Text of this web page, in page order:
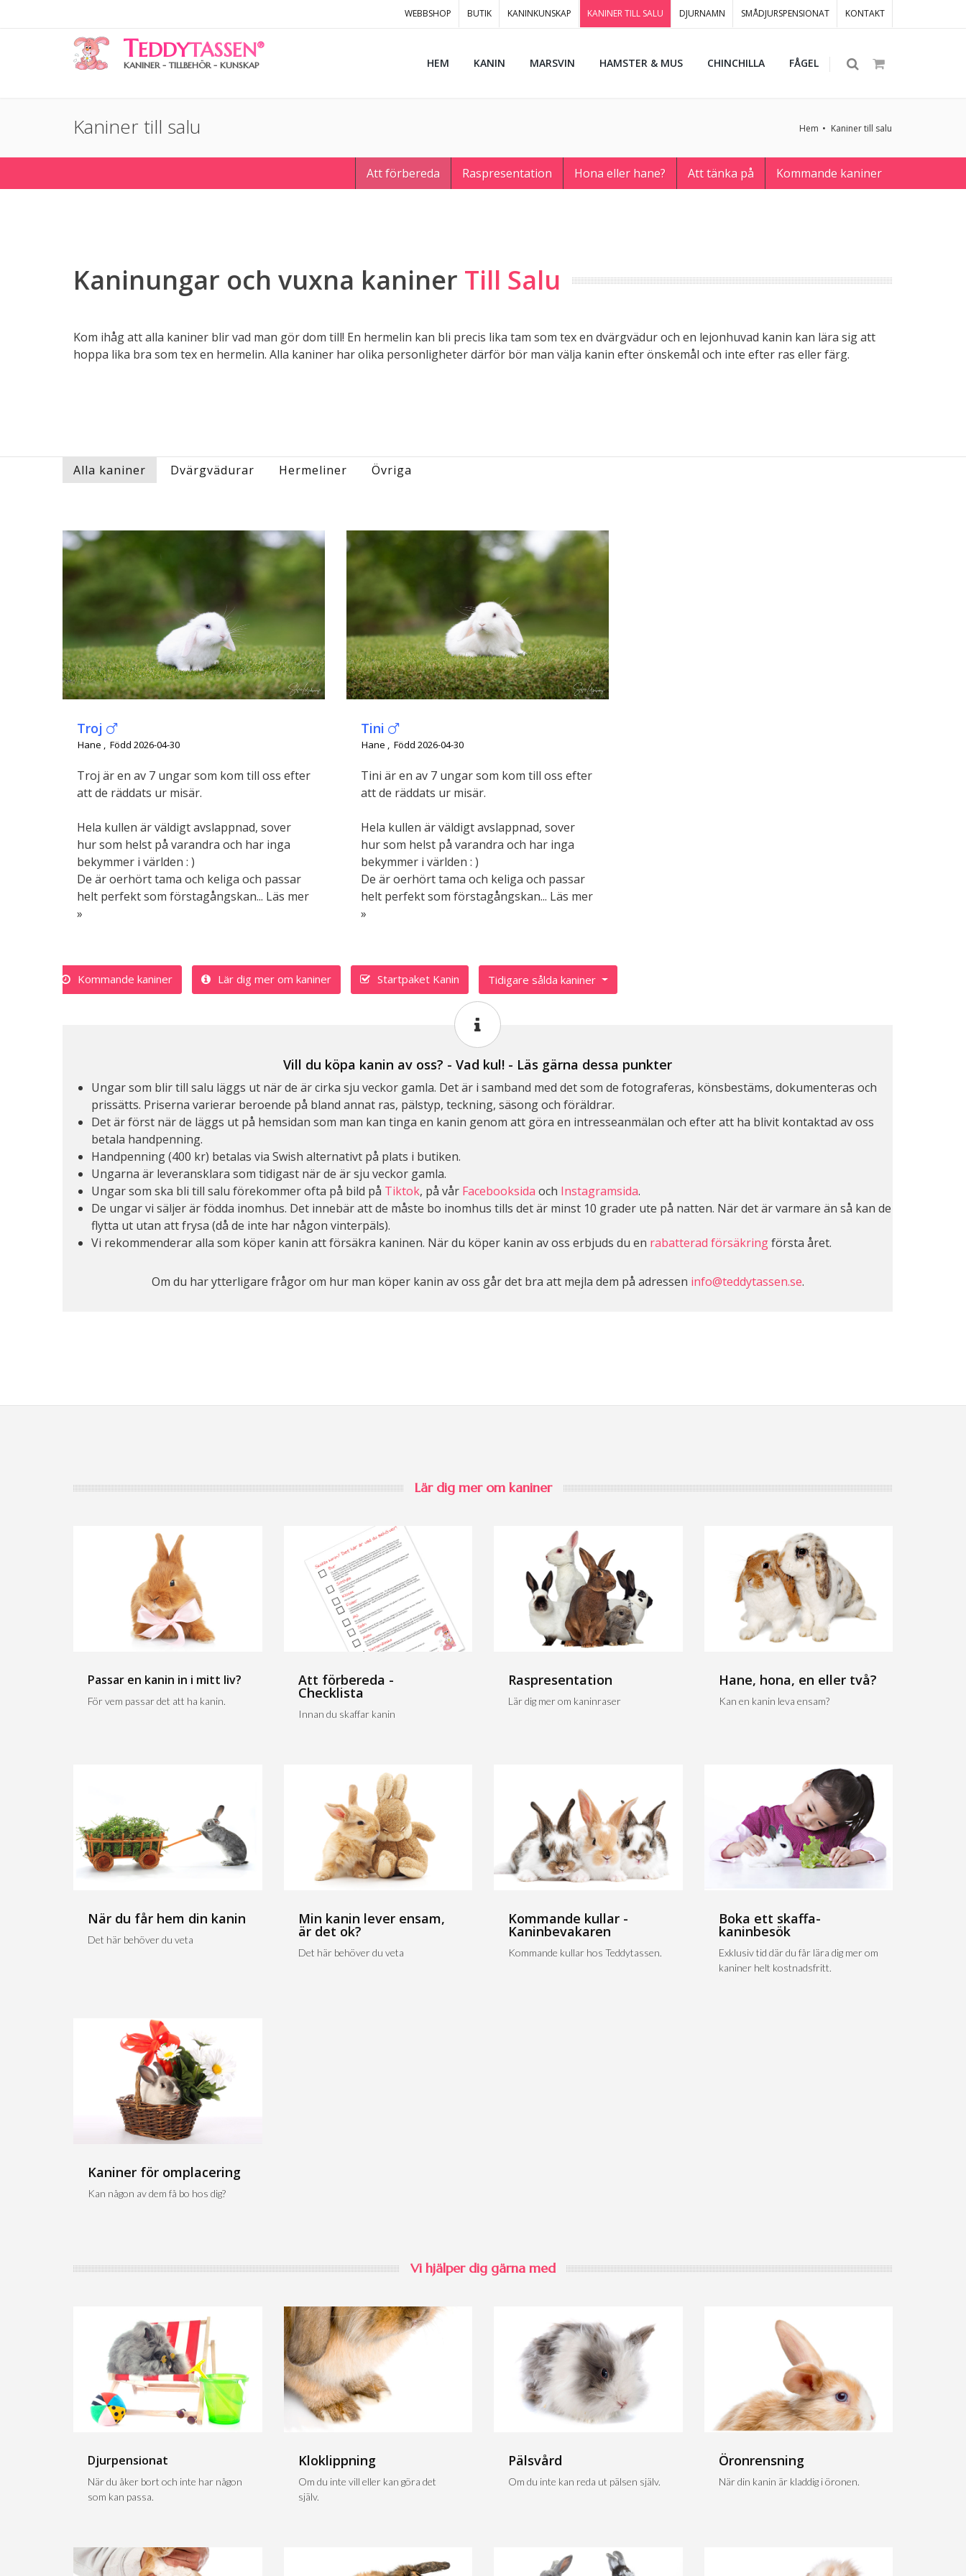
WEBBSHOP BUTIK KANINKUNSKAP KANINER TILL SALU DJURNAMN SMÅDJURSPENSIONAT KONTAKT
TEDDYTASSEN®
KANINER - TILLBEHÖR - KUNSKAP HEM KANIN MARSVIN HAMSTER & MUS CHINCHILLA FÅGEL
Kaniner till salu Hem Kaniner till salu
Att förbereda Raspresentation Hona eller hane? Att tänka på Kommande kaniner
Kaninungar och vuxna kaniner Till Salu
Kom ihåg att alla kaniner blir vad man gör dom till! En hermelin kan bli precis lika tam som tex en dvärgvädur och en lejonhuvad kanin kan lära sig att
hoppa lika bra som tex en hermelin. Alla kaniner har olika personligheter därför bör man välja kanin efter önskemål och inte efter ras eller färg.
Alla kaniner Dvärgvädurar Hermeliner Övriga
Troj
Hane Född 2026-04-30
Troj är en av 7 ungar som kom till oss efter
att de räddats ur misär.
Hela kullen är väldigt avslappnad, sover
hur som helst på varandra och har inga
bekymmer i världen : )
De är oerhört tama och keliga och passar
helt perfekt som förstagångskan... Läs mer
»
Tini
Hane Född 2026-04-30
Tini är en av 7 ungar som kom till oss efter
att de räddats ur misär.
Hela kullen är väldigt avslappnad, sover
hur som helst på varandra och har inga
bekymmer i världen : )
De är oerhört tama och keliga och passar
helt perfekt som förstagångskan... Läs mer
»
Kommande kaniner Lär dig mer om kaniner Startpaket Kanin Tidigare sålda kaniner
Vill du köpa kanin av oss? - Vad kul! - Läs gärna dessa punkter
Ungar som blir till salu läggs ut när de är cirka sju veckor gamla. Det är i samband med det som de fotograferas, könsbestäms, dokumenteras och
prissätts. Priserna varierar beroende på bland annat ras, pälstyp, teckning, säsong och föräldrar.
Det är först när de läggs ut på hemsidan som man kan tinga en kanin genom att göra en intresseanmälan och efter att ha blivit kontaktad av oss
betala handpenning.
Handpenning (400 kr) betalas via Swish alternativt på plats i butiken.
Ungarna är leveransklara som tidigast när de är sju veckor gamla.
Ungar som ska bli till salu förekommer ofta på bild på Tiktok, på vår Facebooksida och Instagramsida.
De ungar vi säljer är födda inomhus. Det innebär att de måste bo inomhus tills det är minst 10 grader ute på natten. När det är varmare än så kan de
flytta ut utan att frysa (då de inte har någon vinterpäls).
Vi rekommenderar alla som köper kanin att försäkra kaninen. När du köper kanin av oss erbjuds du en rabatterad försäkringförsta året.
Om du har ytterligare frågor om hur man köper kanin av oss går det bra att mejla dem på adressen info@teddytassen.se.
Lär dig mer om kaniner
Passar en kanin in i mitt liv?
För vem passar det att ha kanin.
Att förbereda -
Checklista
Innan du skaffar kanin
Raspresentation
Lär dig mer om kaninraser
Hane, hona, en eller två?
Kan en kanin leva ensam?
När du får hem din kanin
Det här behöver du veta
Min kanin lever ensam,
är det ok?
Det här behöver du veta
Kommande kullar -
Kaninbevakaren
Kommande kullar hos Teddytassen.
Boka ett skaffa-
kaninbesök
Exklusiv tid där du får lära dig mer om
kaniner helt kostnadsfritt.
Kaniner för omplacering
Kan någon av dem få bo hos dig?
Vi hjälper dig gärna med
Djurpensionat
När du åker bort och inte har någon
som kan passa.
Kloklippning
Om du inte vill eller kan göra det
själv.
Pälsvård
Om du inte kan reda ut pälsen själv.
Öronrensning
När din kanin är kladdig i öronen.